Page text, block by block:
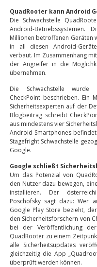
QuadRooter kann Android
Die Schwachstelle
Android-
Millionen betroffenen Geräten
in all diesen Android-
verbaut. Im Zusammenhang
der Angreifer in die
übernehmen.
Die Schwachstelle wurde
CheckPoint beschrieben. Ein
Sicherheitsexperten auf der
Blogbeitrag schreibt
aus mindestens vier
Android-Smartphones
Stagefright Schwachstelle
Google.
Google schließt
Um das Potenzial von
den Nutzer dazu bewegen,
installieren. Der
Poschofsky sagt dazu: Wer
Google Play Store bezieht,
den Sicherheitsforschern von
bei der Veröffentlichung
QuadRooter zu einem
alle Sicherheitsupdates
gleichzeitig die App
überprüft werden können.